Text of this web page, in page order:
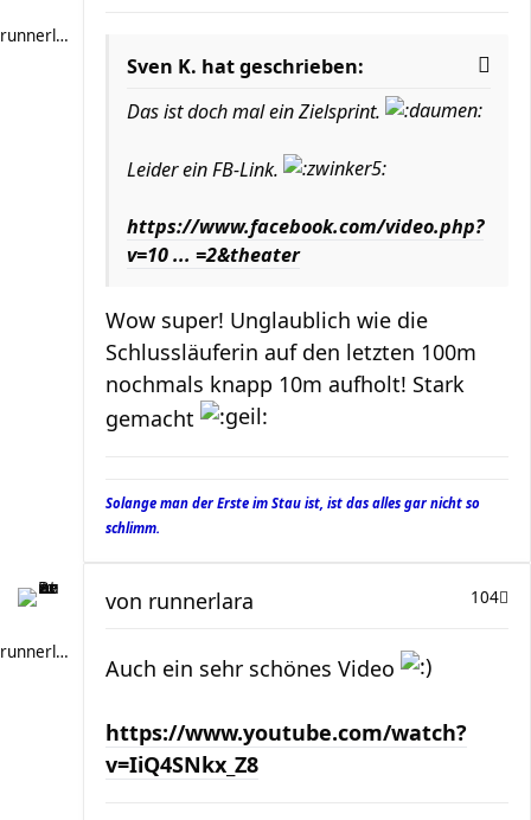
runnerlara
Sven K. hat geschrieben:
Das ist doch mal ein Zielsprint.
Leider ein FB-Link.
https://www.facebook.com/video.php?
v=10 ... =2&theater
Wow super! Unglaublich wie die
Schlussläuferin auf den letzten 100m
nochmals knapp 10m aufholt! Stark
gemacht
Solange man der Erste im Stau ist, ist das alles gar nicht so
schlimm.
runnerlara
104
von runnerlara
Auch ein sehr schönes Video
https://www.youtube.com/watch?
v=IiQ4SNkx_Z8